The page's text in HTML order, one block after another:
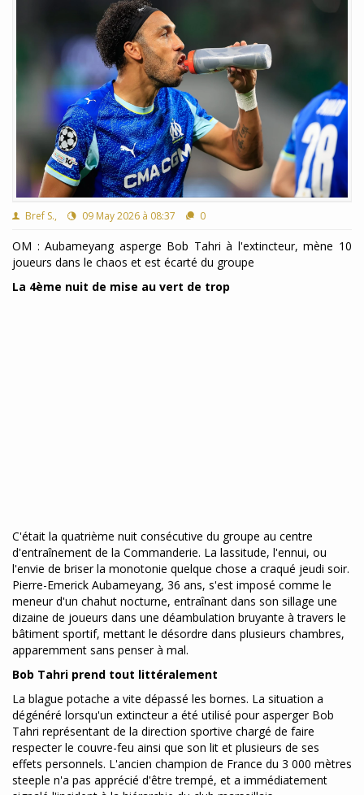
Bref S., 09 May 2026 à 08:37 0
OM : Aubameyang asperge Bob Tahri à l'extincteur, mène 10
joueurs dans le chaos et est écarté du groupe
La 4ème nuit de mise au vert de trop
C'était la quatrième nuit consécutive du groupe au centre
d'entraînement de la Commanderie. La lassitude, l'ennui, ou
l'envie de briser la monotonie quelque chose a craqué jeudi soir.
Pierre-Emerick Aubameyang, 36 ans, s'est imposé comme le
meneur d'un chahut nocturne, entraînant dans son sillage une
dizaine de joueurs dans une déambulation bruyante à travers le
bâtiment sportif, mettant le désordre dans plusieurs chambres,
apparemment sans penser à mal.
Bob Tahri prend tout littéralement
La blague potache a vite dépassé les bornes. La situation a
dégénéré lorsqu'un extincteur a été utilisé pour asperger Bob
Tahri représentant de la direction sportive chargé de faire
respecter le couvre-feu ainsi que son lit et plusieurs de ses
effets personnels. L'ancien champion de France du 3 000 mètres
steeple n'a pas apprécié d'être trempé, et a immédiatement